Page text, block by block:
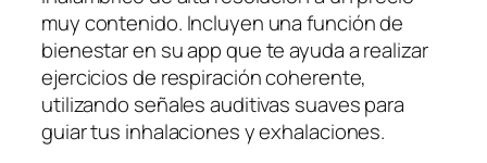
muy contenido. Incluyen una función de
bienestar en su app que te ayuda a realizar
ejercicios de respiración coherente,
utilizando señales auditivas suaves para
guiar tus inhalaciones y exhalaciones.